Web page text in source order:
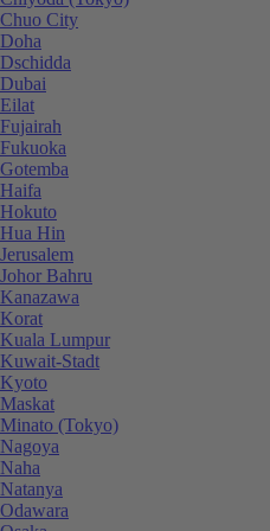
Chuo City
Doha
Dschidda
Dubai
Eilat
Fujairah
Fukuoka
Gotemba
Haifa
Hokuto
Hua Hin
Jerusalem
Johor Bahru
Kanazawa
Korat
Kuala Lumpur
Kuwait-Stadt
Kyoto
Maskat
Minato (Tokyo)
Nagoya
Naha
Natanya
Odawara